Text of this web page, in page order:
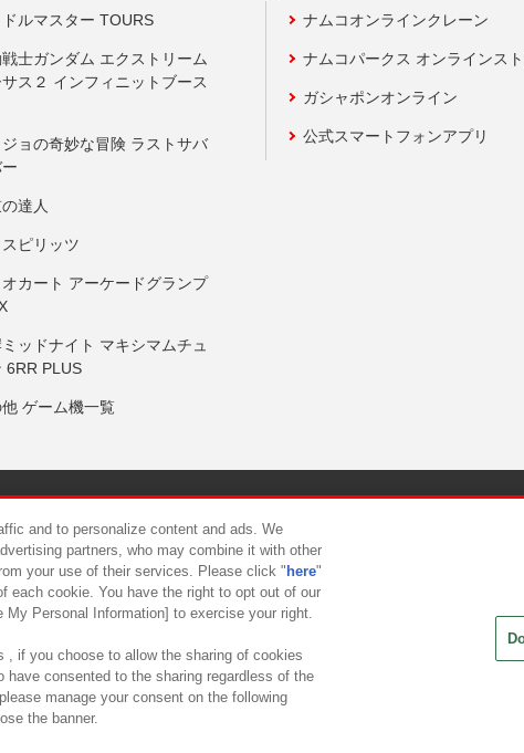
ルマスター TOURS
士ガンダム エクストリーム
ス２ インフィニットブース
ョの奇妙な冒険 ラストサバ
達人
ピリッツ
カート アーケードグランプ
ッドナイト マキシマムチュ
6RR PLUS
ゲーム機一覧
ナムコオンラインクレーン
ナムコパークス オンラインス
ガシャポンオンライン
公式スマートフォンアプリ
について カスタマーハラスメント対応方針
and to personalize content and ads. We
partners, who may combine it with other
your use of their services. Please click " here"
each cookie. You have the right to opt out of our
Personal Information] to exercise your right.
, if you choose to allow the sharing of cookies
have consented to the sharing regardless of the
manage your consent on the following
the banner.